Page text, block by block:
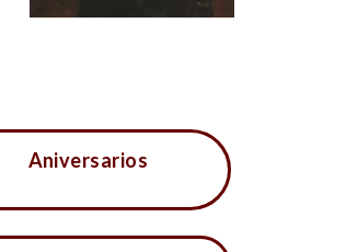
Aniversarios